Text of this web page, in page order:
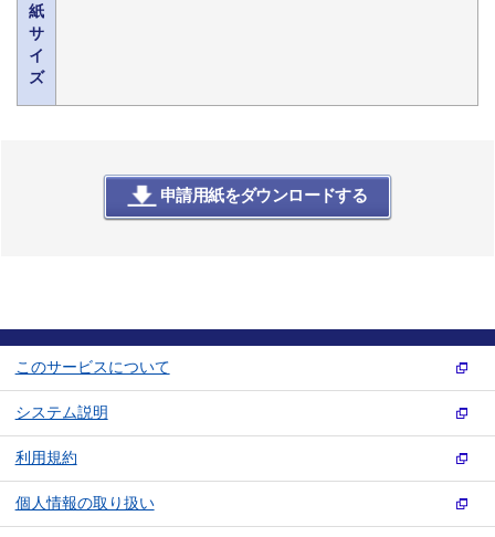
紙
サ
イ
ズ
申請用紙をダウンロードする
このサービスについて
システム説明
利用規約
個人情報の取り扱い